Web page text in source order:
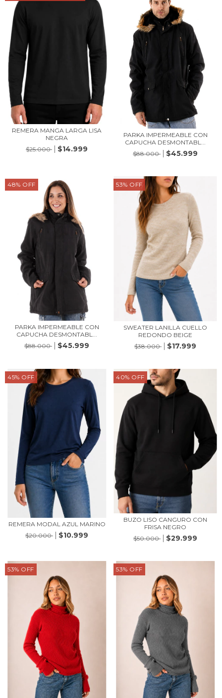
REMERA MANGA LARGA LISA
NEGRA
$25.000
$14.999
PARKA IMPERMEABLE CON
CAPUCHA DESMONTABL...
$88.000
$45.999
48% OFF
PARKA IMPERMEABLE CON
CAPUCHA DESMONTABL...
$88.000
$45.999
53% OFF
SWEATER LANILLA CUELLO
REDONDO BEIGE
$38.000
$17.999
45% OFF
REMERA MODAL AZUL MARINO
$20.000
$10.999
40% OFF
BUZO LISO CANGURO CON
FRISA NEGRO
$50.000
$29.999
53% OFF 53% OFF